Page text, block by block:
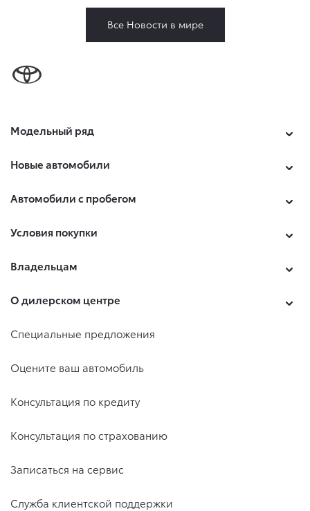
Все Новости в мире
Модельный ряд
Новые автомобили
Автомобили с пробегом
Условия покупки
Владельцам
О дилерском центре
Специальные предложения
Оцените ваш автомобиль
Консультация по кредиту
Консультация по страхованию
Записаться на сервис
Служба клиентской поддержки